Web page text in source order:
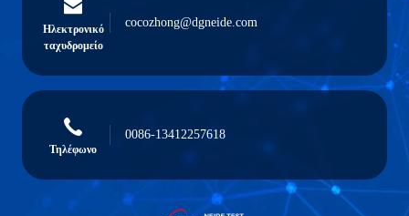
Ηλεκτρονικό
ταχυδρομείο
cocozhong@dgneide.com
Τηλέφωνο
0086-13412257618